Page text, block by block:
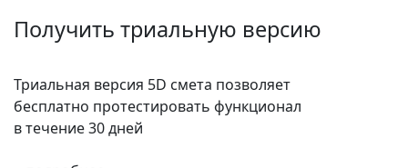
Получить триальную версию
Триальная версия 5D смета позволяет
бесплатно протестировать функционал
в течение 30 дней